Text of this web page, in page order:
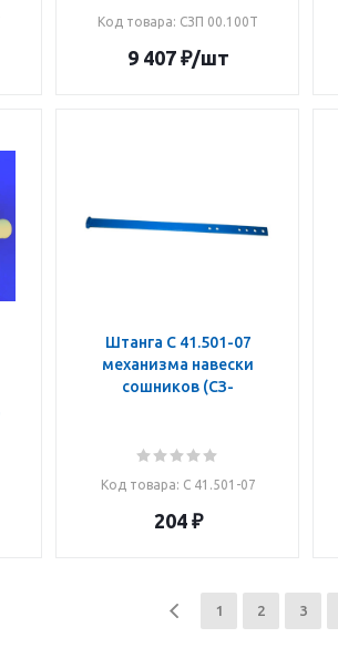
Код товара: СЗП 00.100Т
9 407₽/шт
Штанга С 41.501-07
механизма навески
сошников (СЗ-
Код товара: С 41.501-07
204₽
1 2 3